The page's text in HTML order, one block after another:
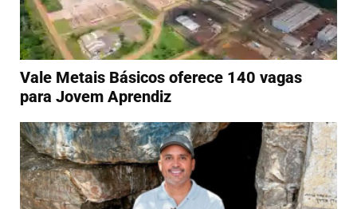
Vale Metais Básicos oferece 140 vagas
para Jovem Aprendiz